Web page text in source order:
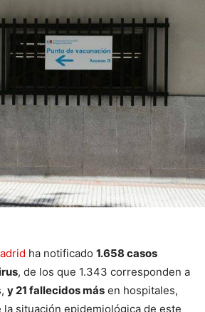
ha notificado 1.658 casos
, de los que 1.343 corresponden a
y 21 fallecidos más en hospitales,
situación epidemiológica de este